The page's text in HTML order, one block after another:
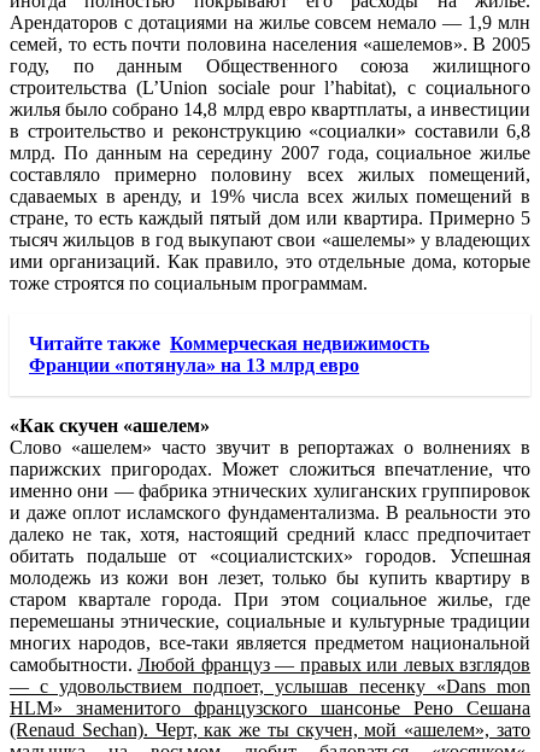
Арендаторов с дотациями на жилье совсем немало — 1,9 млн
семей, то есть почти половина населения «ашелемов». В 2005
году, по данным Общественного союза жилищного
строительства (L’Union sociale pour l’habitat), с социального
жилья было собрано 14,8 млрд евро квартплаты, а инвестиции
в строительство и реконструкцию «социалки» составили 6,8
млрд. По данным на середину 2007 года, социальное жилье
составляло примерно половину всех жилых помещений,
сдаваемых в аренду, и 19% числа всех жилых помещений в
стране, то есть каждый пятый дом или квартира. Примерно 5
тысяч жильцов в год выкупают свои «ашелемы» у владеющих
ими организаций. Как правило, это отдельные дома, которые
тоже строятся по социальным программам.
Читайте также Коммерческая недвижимость
Франции «потянула» на 13 млрд евро
«Как скучен «ашелем»
Слово «ашелем» часто звучит в репортажах о волнениях в
парижских пригородах. Может сложиться впечатление, что
именно они — фабрика этнических хулиганских группировок
и даже оплот исламского фундаментализма. В реальности это
далеко не так, хотя, настоящий средний класс предпочитает
обитать подальше от «социалистских» городов. Успешная
молодежь из кожи вон лезет, только бы купить квартиру в
старом квартале города. При этом социальное жилье, где
перемешаны этнические, социальные и культурные традиции
многих народов, все-таки является предметом национальной
самобытности.Любой француз — правых или левых взглядов
— с удовольствием подпоет, услышав песенку «Dans mon
HLM» знаменитого французского шансонье Рено Сешана
(Renaud Sechan). Черт, как же ты скучен, мой «ашелем», зато